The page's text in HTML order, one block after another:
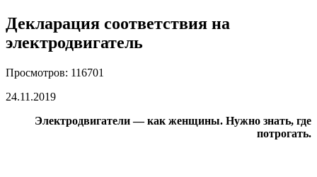
Декларация соответствия на
электродвигатель
Просмотров: 116701
24.11.2019
Электродвигатели — как женщины. Нужно знать, где
потрогать.